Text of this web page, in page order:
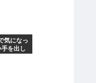
気になっ
を出し